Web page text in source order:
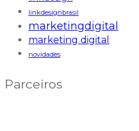
linkdesignbrasil
marketingdigital
marketing digital
novidades
Parceiros